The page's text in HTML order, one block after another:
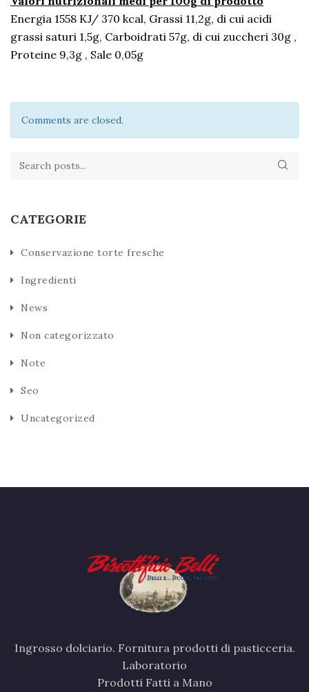
Energia 1558 KJ/ 370 kcal, Grassi 11,2g, di cui acidi
grassi saturi 1,5g, Carboidrati 57g, di cui zuccheri 30g ,
Proteine 9,3g , Sale 0,05g
Comments are closed.
CATEGORIE
Conservazione torte fresche
Ingredienti
News
Non categorizzato
Note
Seo
Uncategorized
Ingrosso dolciario. Fornitura prodotti di pasticceria.
Laboratorio
Prodotti Fatti a Mano